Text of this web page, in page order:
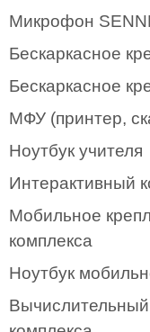
Микрофон
Бескаркасное
Бескаркасное
МФУ (принтер,
Ноутбук учителя
Интерактивный
Мобильное
комплекса
Ноутбук
Вычислительный